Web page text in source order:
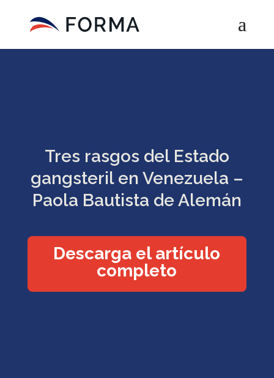
Tres rasgos del Estado
gangsteril en Venezuela –
Paola Bautista de Alemán
Descarga el artículo
completo